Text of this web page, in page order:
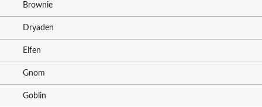
Brownie
Dryaden
Elfen
Gnom
Goblin